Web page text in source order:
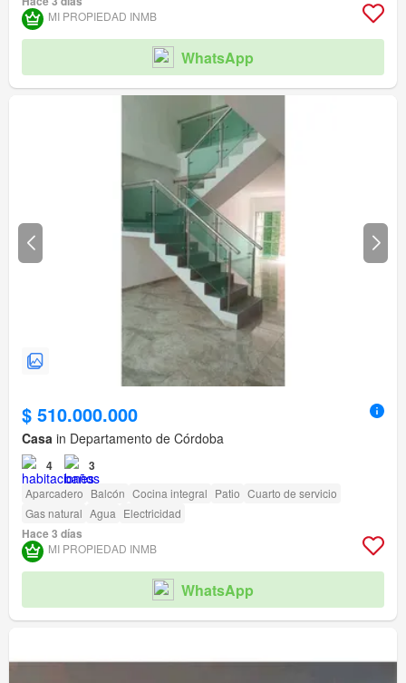
MI PROPIEDAD INMB
WhatsApp
$ 510.000.000
Casa in Departamento de Córdoba
4 3
Aparcadero Balcón Cocina integral Patio Cuarto de servicio
Gas natural Agua Electricidad
Hace 3 días
MI PROPIEDAD INMB
WhatsApp